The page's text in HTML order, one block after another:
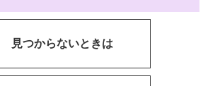
見つからないときは